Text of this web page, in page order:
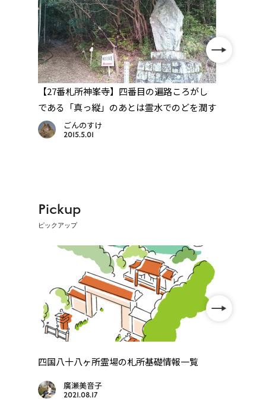
【27番札所神峯寺】四番目の遍路ころがし
である「真っ縦」のあとは霊水でのどを潤す
ごんのすけ
2015.5.01
Pickup
ピックアップ
四国八十八ヶ所霊場の札所基礎情報一覧
廣瀬美音子
2021.08.17